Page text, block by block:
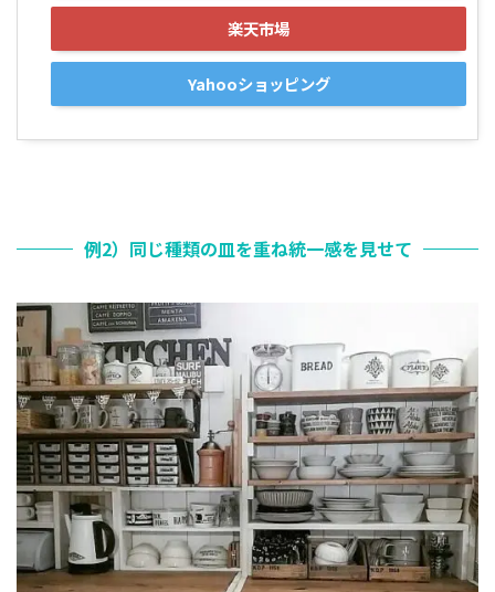
楽天市場
Yahooショッピング
例2）同じ種類の皿を重ね統一感を見せて